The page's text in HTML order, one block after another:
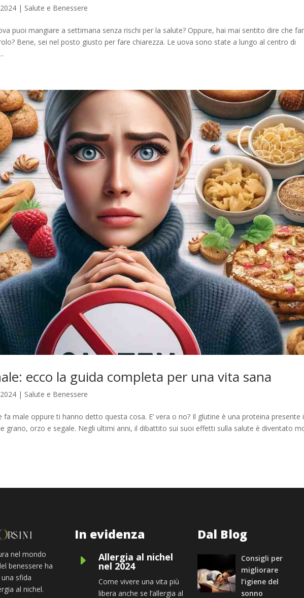
| Salute e Benessere
puoi mangiare a settimana senza rischi per la salute? Oppure, hai mai sentito dire che
Bene, sei nel posto giusto per fare chiarezza. Le uova sono state a lungo al centro di
ecco la guida completa per una vita sana
| Salute e Benessere
fa male oppure ti hanno detto questa cosa. E’ vera o no? Il glutine è una proteina presente
grano, orzo e segale. Negli ultimi anni, il dibattito sui suoi effetti sulla salute è diventato
nel mondo
benessere ha
sfida
al nichel.
In evidenza
E
Allergia al nichel
nel 2024
Come vivere una vita più
libera anche se l’allergia al
Dal Blog
Consigli per
migliorare
l’igiene del
sonno